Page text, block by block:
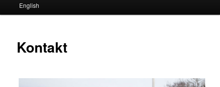
till
English
Kontakt